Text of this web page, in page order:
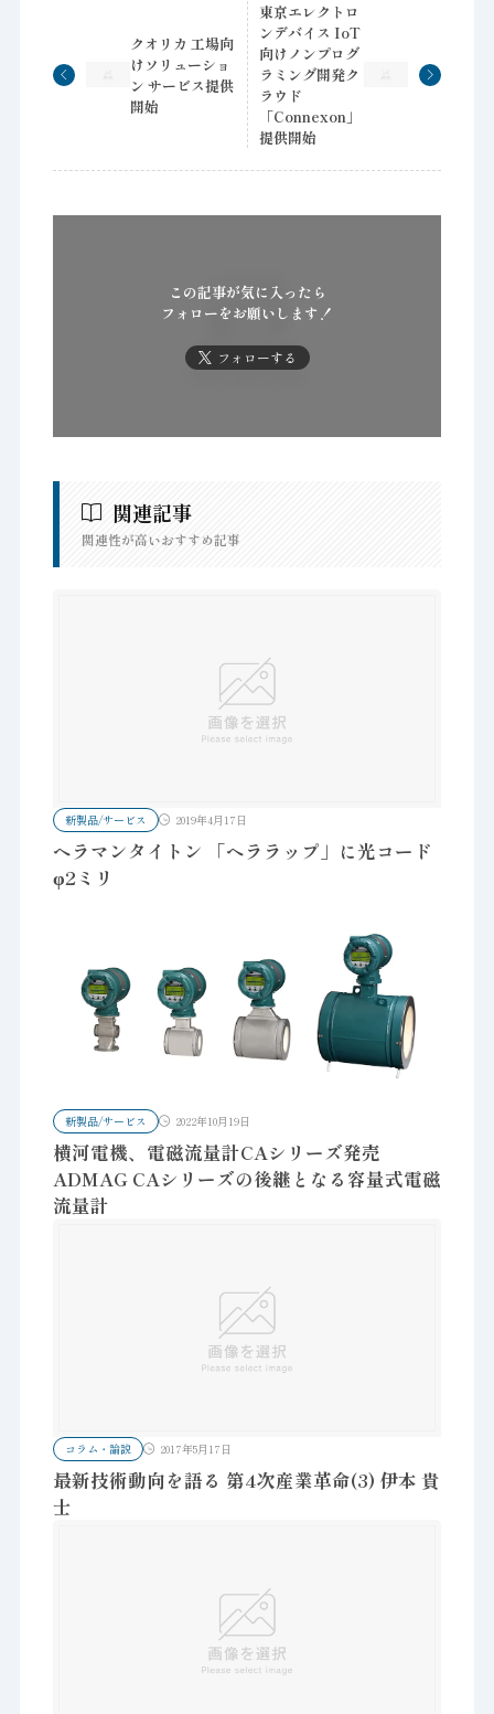
クオリカ 工場向
けソリューショ
ン サービス提供
開始
東京エレクトロ
ンデバイス IoT
向けノンプログ
ラミング開発ク
ラウド
「Connexon」
提供開始
この記事が気に入ったら
フォローをお願いします！
フォローする
関連記事
関連性が高いおすすめ記事
新製品/サービス 2019年4月17日
ヘラマンタイトン 「ヘララップ」に光コード
φ2ミリ
新製品/サービス 2022年10月19日
横河電機、電磁流量計CAシリーズ発売
ADMAG CAシリーズの後継となる容量式電磁
流量計
コラム・論説 2017年5月17日
最新技術動向を語る 第4次産業革命(3) 伊本 貴
士